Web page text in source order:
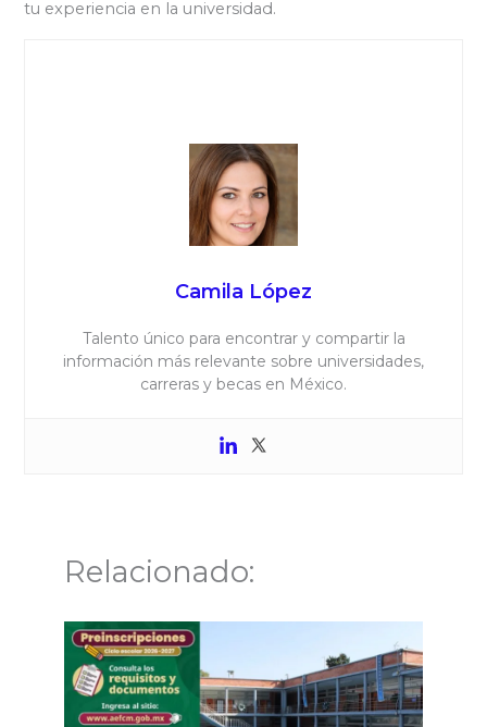
tu experiencia en la universidad.
Camila López
Talento único para encontrar y compartir la
información más relevante sobre universidades,
carreras y becas en México.
Relacionado: